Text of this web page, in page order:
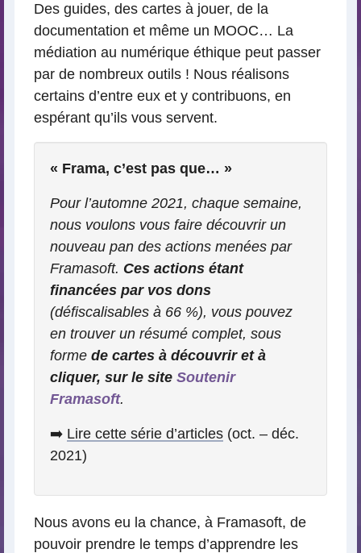
Des guides, des cartes à jouer, de la
documentation et même un MOOC… La
médiation au numérique éthique peut passer
par de nombreux outils ! Nous réalisons
certains d’entre eux et y contribuons, en
espérant qu’ils vous servent.
« Frama, c’est pas que… »
Pour l’automne 2021, chaque semaine,
nous voulons vous faire découvrir un
nouveau pan des actions menées par
Framasoft. Ces actions étant
financées par vos dons
(défiscalisables à 66 %), vous pouvez
en trouver un résumé complet, sous
forme de cartes à découvrir et à
cliquer, sur le site Soutenir
Framasoft.
➡️ Lire cette série d’articles (oct. – déc.
2021)
Nous avons eu la chance, à Framasoft, de
pouvoir prendre le temps d’apprendre les